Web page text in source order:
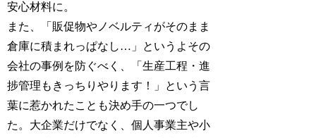
安心材料に。
また、「販促物やノベルティがそのまま
倉庫に積まれっぱなし…」というよその
会社の事例を防ぐべく、「生産工程・進
捗管理もきっちりやります！」という言
葉に惹かれたことも決め手の一つでし
た。大企業だけでなく、個人事業主や小